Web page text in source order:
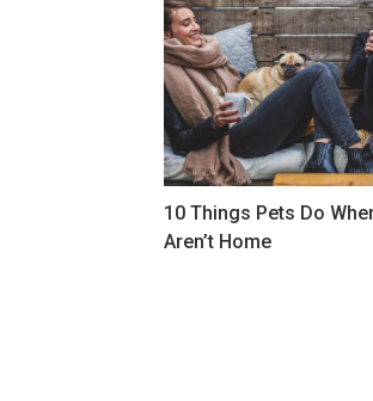
10 Things Pets Do
Aren’t Home